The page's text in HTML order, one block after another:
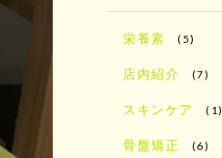
栄養素 (5)
店内紹介 (7)
スキンケア (1)
骨盤矯正 (6)